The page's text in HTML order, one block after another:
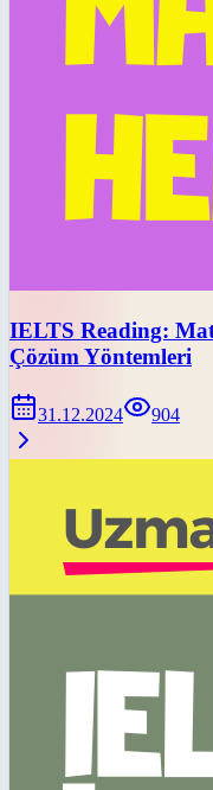
IELTS Reading:
Çözüm Yöntemleri
31.12.2024 904